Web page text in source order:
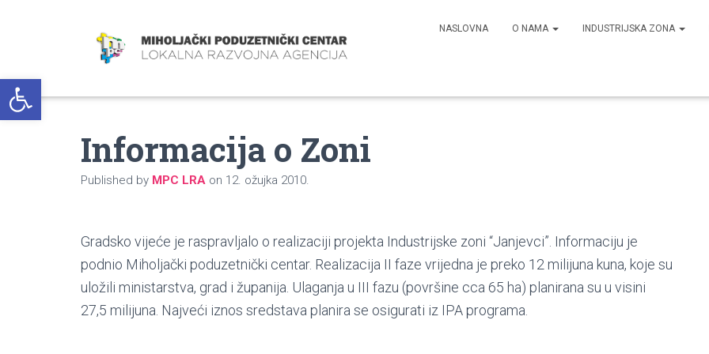
Open toolbar
NASLOVNA O NAMA INDUSTRIJSKA ZONA
Informacija o Zoni
Published by MPC LRA on 12. ožujka 2010.
Gradsko vijeće je raspravljalo o realizaciji projekta Industrijske zoni “Janjevci”. Informaciju je
podnio Miholjački poduzetnički centar. Realizacija II faze vrijedna je preko 12 milijuna kuna, koje su
uložili ministarstva, grad i županija. Ulaganja u III fazu (površine cca 65 ha) planirana su u visini
27,5 milijuna. Najveći iznos sredstava planira se osigurati iz IPA programa.